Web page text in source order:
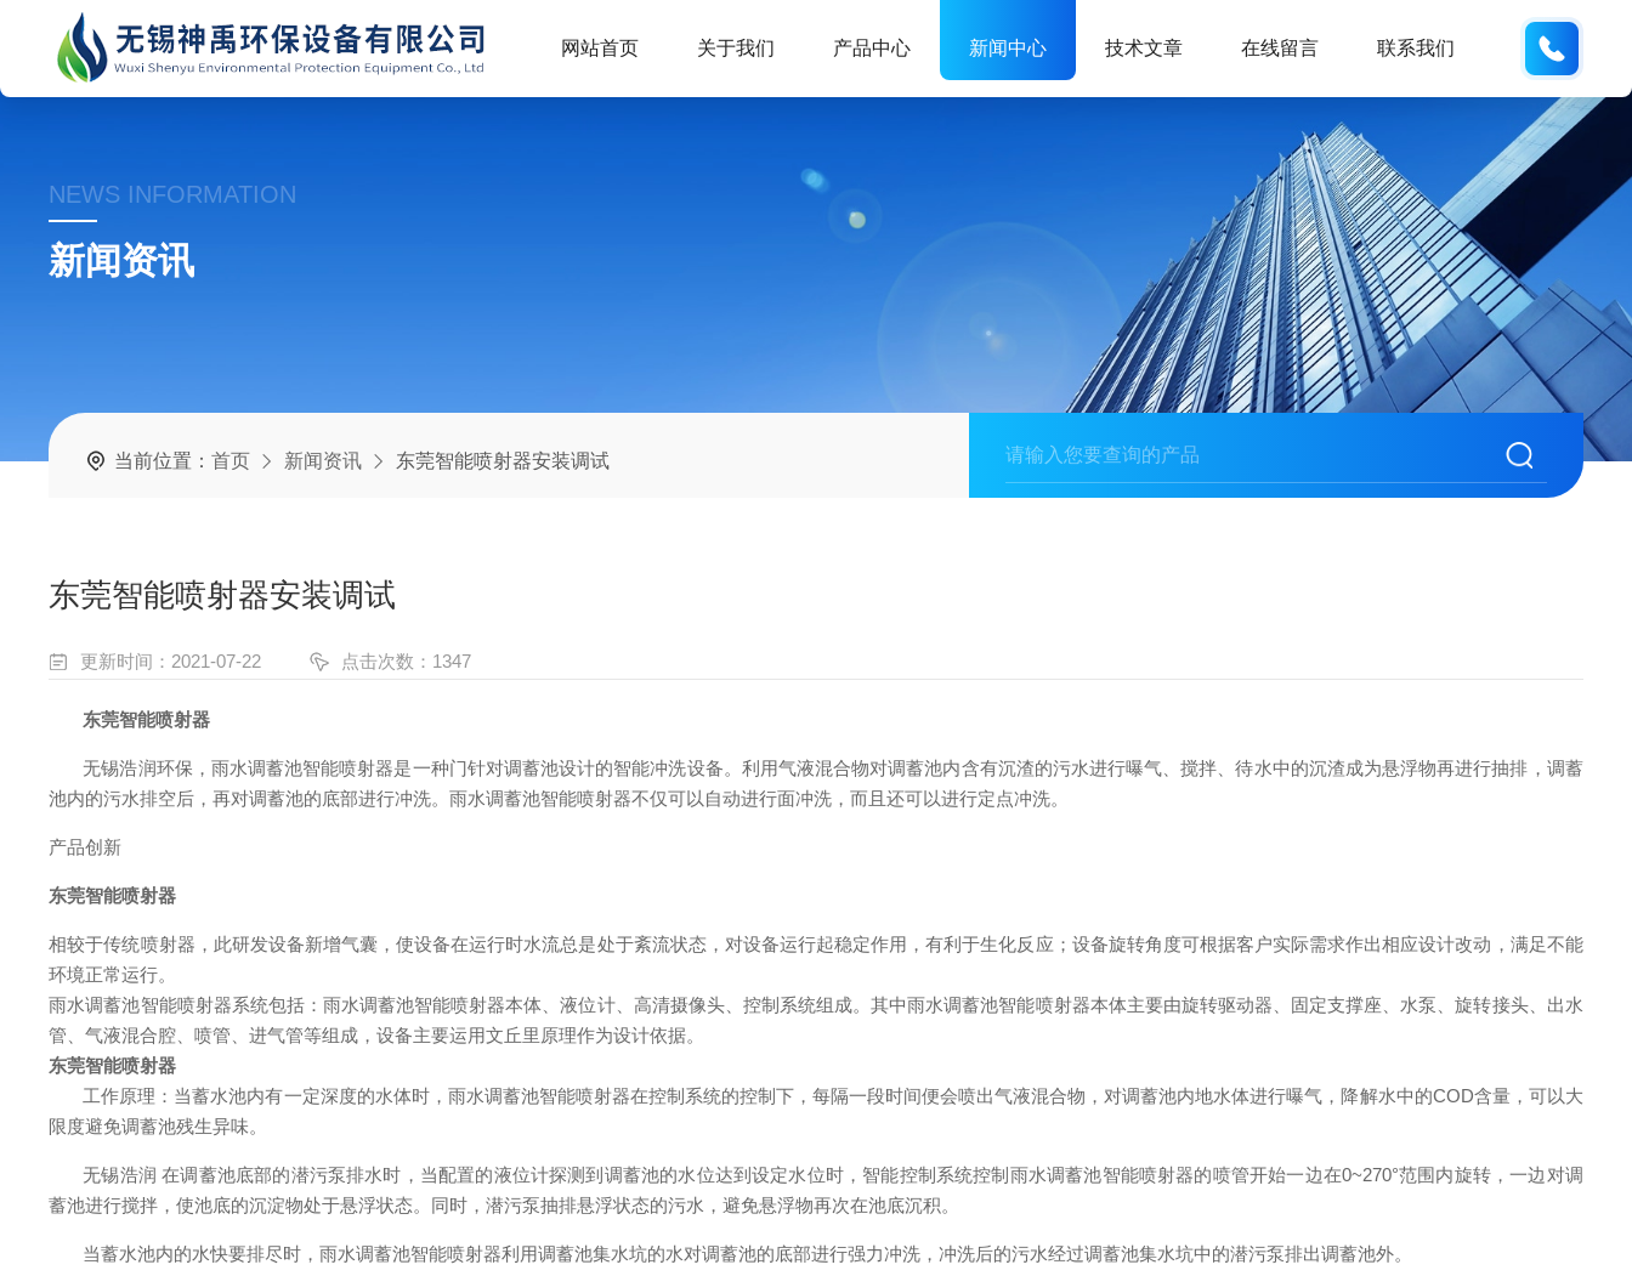
网站首页 关于我们 产品中心 新闻中心 技术文章 在线留言 联系我们
NEWS INFORMATION
新闻资讯
当前位置：首页 新闻资讯 东莞智能喷射器安装调试
东莞智能喷射器安装调试
更新时间：2021-07-22 点击次数：1347
东莞智能喷射器
无锡浩润环保， 雨水调蓄池智能喷射器是一种门针对调蓄池设计的智能冲洗设备。利用气液混合物对调蓄池内含有沉渣的污水进行曝气、搅拌、待水中的沉渣成为悬浮物再进行抽排，调蓄
池内的污水排空后，再对调蓄池的底部进行冲洗。雨水调蓄池智能喷射器不仅可以自动进行面冲洗，而且还可以进行定点冲洗。
产品创新
东莞智能喷射器
相较于传统喷射器，此研发设备新增气囊，使设备在运行时水流总是处于紊流状态，对设备运行起稳定作用，有利于生化反应；设备旋转角度可根据客户实际需求作出相应设计改动，满足不能
环境正常运行。
雨水调蓄池智能喷射器系统包括：雨水调蓄池智能喷射器本体、液位计、高清摄像头、控制系统组成。其中雨水调蓄池智能喷射器本体主要由旋转驱动器、固定支撑座、水泵、旋转接头、出水
管、气液混合腔、喷管、进气管等组成，设备主要运用文丘里原理作为设计依据。
东莞智能喷射器
工作原理：当蓄水池内有一定深度的水体时，雨水调蓄池智能喷射器在控制系统的控制下，每隔一段时间便会喷出气液混合物，对调蓄池内地水体进行曝气，降解水中的COD含量，可以大
限度避免调蓄池残生异味。
无锡浩润 在调蓄池底部的潜污泵排水时，当配置的液位计探测到调蓄池的水位达到设定水位时，智能控制系统控制雨水调蓄池智能喷射器的喷管开始一边在0~270°范围内旋转，一边对调
蓄池进行搅拌，使池底的沉淀物处于悬浮状态。同时，潜污泵抽排悬浮状态的污水，避免悬浮物再次在池底沉积。
当蓄水池内的水快要排尽时，雨水调蓄池智能喷射器利用调蓄池集水坑的水对调蓄池的底部进行强力冲洗，冲洗后的污水经过调蓄池集水坑中的潜污泵排出调蓄池外。